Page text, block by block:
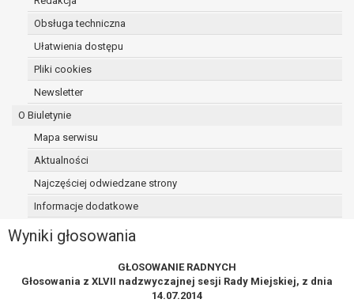
Obsługa techniczna
Ułatwienia dostępu
Pliki cookies
Newsletter
O Biuletynie
Mapa serwisu
Aktualności
Najczęściej odwiedzane strony
Informacje dodatkowe
Wyniki głosowania
GŁOSOWANIE RADNYCH
Głosowania z XLVII nadzwyczajnej sesji Rady Miejskiej, z dnia
14.07.2014
na podstawie art. 21 RODO, wobec przetwarzania
danych osobowych, którego podstawą prawną
jest:
zadania realizowanego w interesie
niezbędność przetwarzania do celów
wynikających z prawnie uzasadnionych
interesów realizowanych przez
administratora lub przez stronę trzecią.
Z przyczyn związanych z Pani/Pana szczególną
sytuacją. W razie wniesienia sprzeciwu,
danych osobowych, chyba że wykaże on istnienie
ważnych prawnie uzasadnionych podstaw do